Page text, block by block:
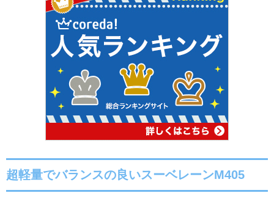
超軽量でバランスの良いスーベレーンM405